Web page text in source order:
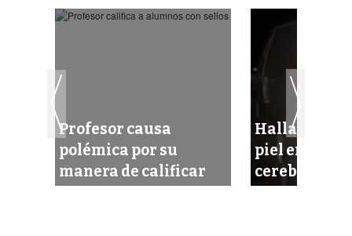
Profesor causa
polémica por su
manera de calificar
Hallan
piel en la
cerebro